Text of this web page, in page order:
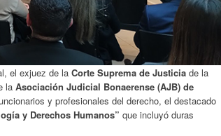
el exjuez de la Corte Suprema de Justicia de la
la Asociación Judicial Bonaerense (AJB) de
y profesionales del derecho, el destacado
y Derechos Humanos” que incluyó duras